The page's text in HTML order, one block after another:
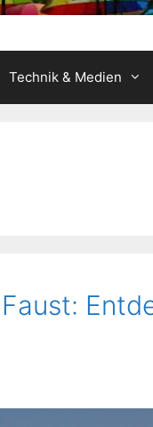
Technik & Medien